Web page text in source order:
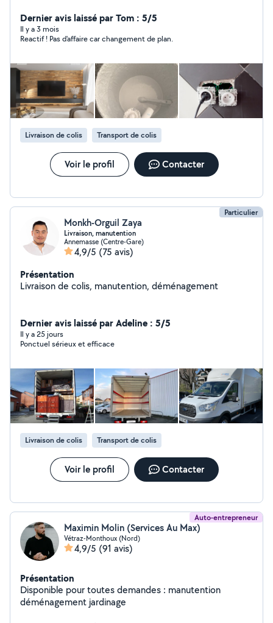
évier, douche) Remplacement robinet / mitigeur
Installation machine à laver / lave-vaisselle Détartrage
Bricolage : Montage de meubles Fixation TV / étagères /
travaux : Peinture Petits travaux de rénovation
Nettoyage / remise en état Travail sérieux, propre et
efficace
Dernier avis laissé par Tom : 5/5
Il y a 3 mois
Reactif ! Pas d'affaire car changement de plan.
Livraison de colis Transport de colis
Voir le profil Contacter
Particulier
Monkh-Orguil Zaya
Livraison, manutention
Annemasse (Centre-Gare)
4,9/5 (75 avis)
Présentation
Livraison de colis, manutention, déménagement
Dernier avis laissé par Adeline : 5/5
Il y a 25 jours
Ponctuel sérieux et efficace
Livraison de colis Transport de colis
Voir le profil Contacter
Auto-entrepreneur
Maximin Molin (Services Au Max)
Vétraz-Monthoux (Nord)
4,9/5 (91 avis)
Présentation
Disponible pour toutes demandes : manutention
déménagement jardinage